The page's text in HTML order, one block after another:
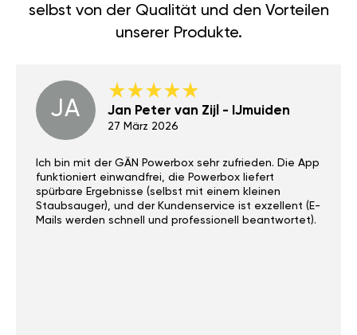
selbst von der Qualität und den Vorteilen
unserer Produkte.
JA Jan Peter van Zijl - IJmuiden
27 März 2026
Ich bin mit der GÄN Powerbox sehr zufrieden. Die App
funktioniert einwandfrei, die Powerbox liefert
spürbare Ergebnisse (selbst mit einem kleinen
Staubsauger), und der Kundenservice ist exzellent (E-
Mails werden schnell und professionell beantwortet).